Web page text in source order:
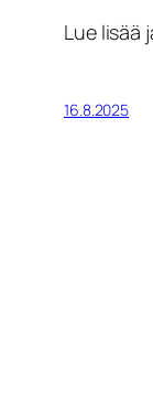
Lue lisää
16.8.2025